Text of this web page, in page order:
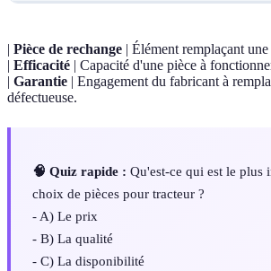
| Pièce de rechange | Élément remplaçant
| Efficacité | Capacité d'une pièce à
| Garantie | Engagement du fabricant à
défectueuse.
🧠 Quiz rapide : Qu'est-ce qui est le plus
choix de pièces pour tracteur ?
- A) Le prix
- B) La qualité
- C) La disponibilité